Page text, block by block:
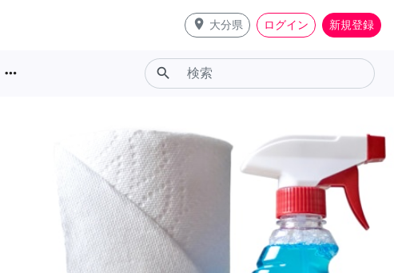
place 大分県 ログイン 新規登録
more_horiz search